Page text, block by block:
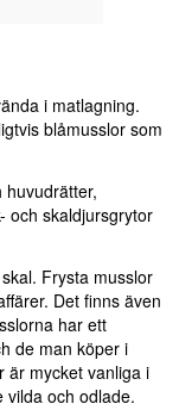
i matlagning.
blåmusslor som
huvudrätter,
och skaldjursgrytor
Frysta musslor
Det finns även
har ett
de man köper i
är mycket vanliga i
vilda och odlade.